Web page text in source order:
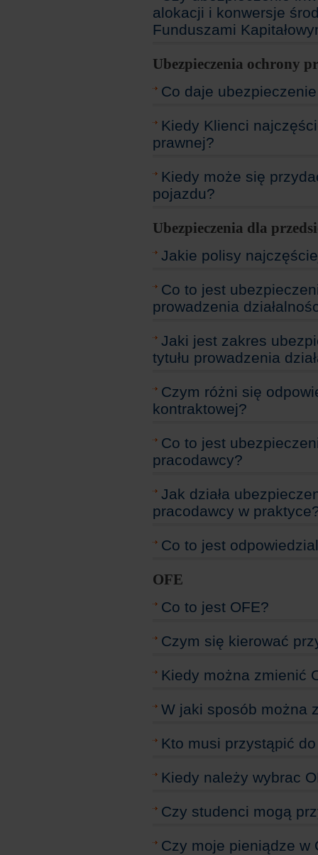
alokacji i konwersje
Funduszami
Ubezpieczenia ochrony
Co daje
Kiedy Klienci
prawnej?
Kiedy może się
pojazdu?
Ubezpieczenia dla
Jakie polisy
Co to jest
prowadzenia
Jaki jest zakres
tytułu prowadzenia
Czym różni się
kontraktowej?
Co to jest
pracodawcy?
Jak działa
pracodawcy w
Co to jest
OFE
Co to jest OFE?
Czym się kierować
Kiedy można zmienić
W jaki sposób można
Kto musi przystąpić
Kiedy należy wybrac
Czy studenci mogą
Czy moje pieniądze w